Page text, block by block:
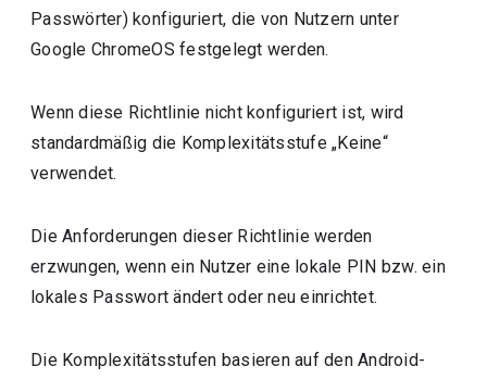
Passwörter) konfiguriert, die von Nutzern unter
Google ChromeOS festgelegt werden.
Wenn diese Richtlinie nicht konfiguriert ist, wird
standardmäßig die Komplexitätsstufe „Keine“
verwendet.
Die Anforderungen dieser Richtlinie werden
erzwungen, wenn ein Nutzer eine lokale PIN bzw. ein
lokales Passwort ändert oder neu einrichtet.
Die Komplexitätsstufen basieren auf den Android-